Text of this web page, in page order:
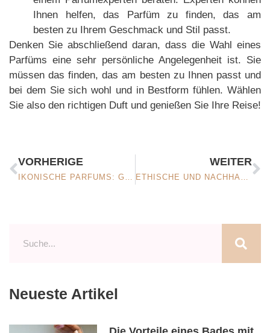
Ihnen helfen, das Parfüm zu finden, das am
besten zu Ihrem Geschmack und Stil passt.
Denken Sie abschließend daran, dass die Wahl eines
Parfüms eine sehr persönliche Angelegenheit ist. Sie
müssen das finden, das am besten zu Ihnen passt und
bei dem Sie sich wohl und in Bestform fühlen. Wählen
Sie also den richtigen Duft und genießen Sie Ihre Reise!
VORHERIGE
IKONISCHE PARFUMS: GESCHICHTE UND BEDEUTUNG BERÜHMTER PARFUMS
WEITER
ETHISCHE UND NACHHALTIGE PARFUMS: BEWUSSTE UND RESPEKTVOLLE WAHL
Neueste Artikel